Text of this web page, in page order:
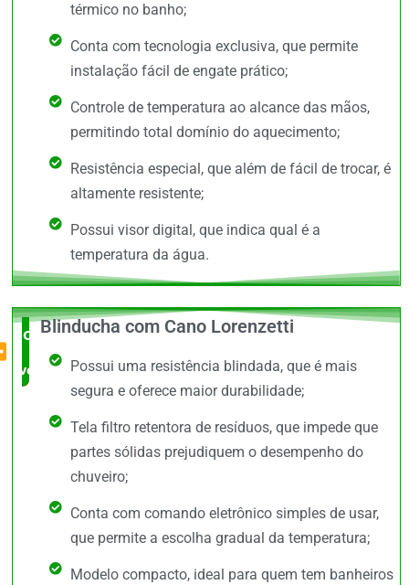
térmico no banho;
Conta com tecnologia exclusiva, que permite
instalação fácil de engate prático;
Controle de temperatura ao alcance das mãos,
permitindo total domínio do aquecimento;
Resistência especial, que além de fácil de trocar, é
altamente resistente;
Possui visor digital, que indica qual é a
temperatura da água.
O Mais
vendido
Blinducha com Cano Lorenzetti
Possui uma resistência blindada, que é mais
segura e oferece maior durabilidade;
Tela filtro retentora de resíduos, que impede que
partes sólidas prejudiquem o desempenho do
chuveiro;
Conta com comando eletrônico simples de usar,
que permite a escolha gradual da temperatura;
Modelo compacto, ideal para quem tem banheiros